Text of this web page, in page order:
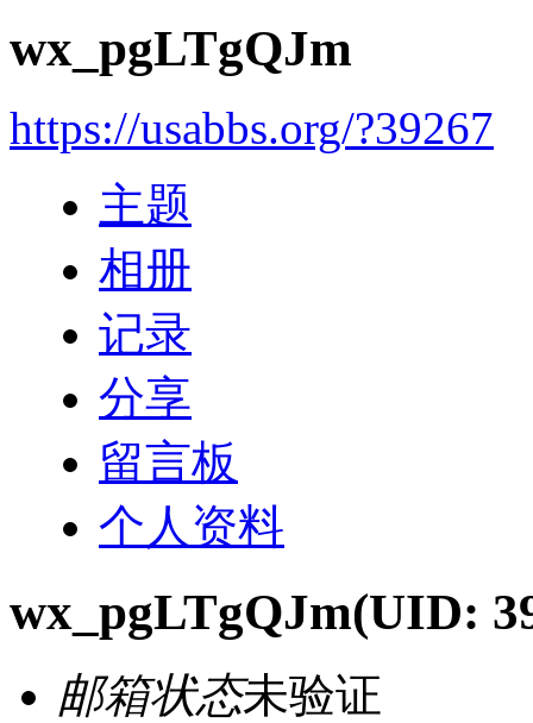
wx_pgLTgQJm
https://usabbs.org/?39267
主题
相册
记录
分享
留言板
个人资料
wx_pgLTgQJm(UID:
邮箱状态未验证